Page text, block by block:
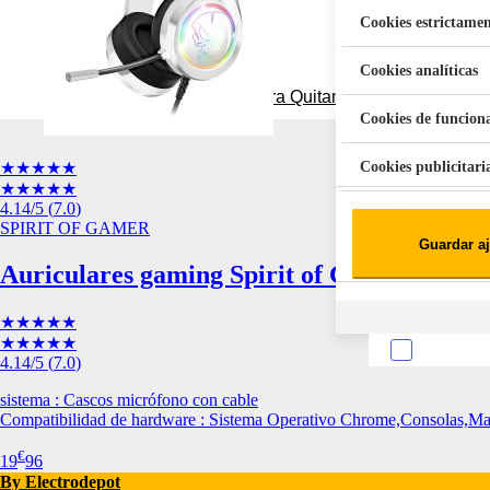
Aspiradora Quitamanchas 450W
★★★★★
★★★★★
4.14/5 (7.0)
SPIRIT OF GAMER
Auriculares gaming Spirit of Gamer PRO-
★★★★★
★★★★★
4.14/5 (7.0)
sistema : Cascos micrófono con cable
Compatibilidad de hardware : Sistema Operativo
19€96
By Electrodepot
Cookies
Cookies analíticas
Cookies de
Cookies
Guardar